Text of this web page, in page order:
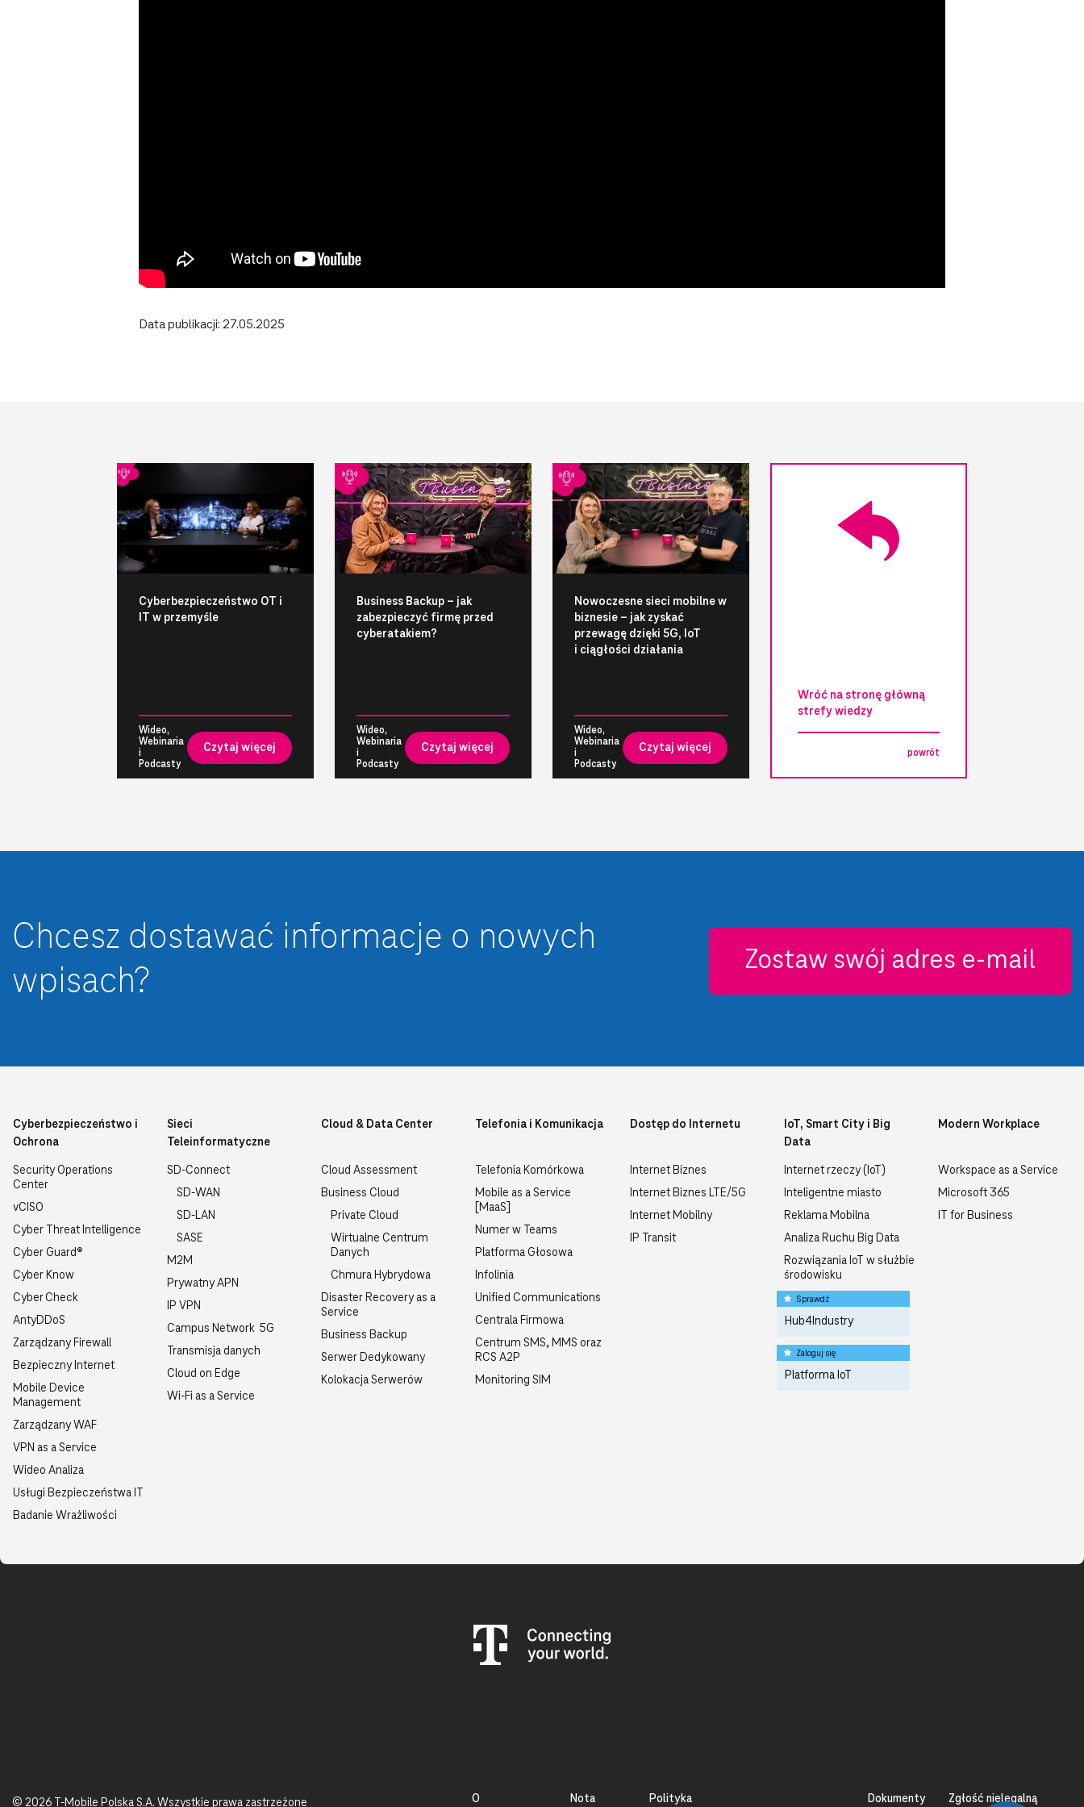
Data publikacji: 27.05.2025
Cyberbezpieczeństwo OT i
IT w przemyśle
Wideo,
Webinaria
i
Podcasty
Czytaj więcej
Business Backup – jak
zabezpieczyć firmę przed
cyberatakiem?
Wideo,
Webinaria
i
Podcasty
Czytaj więcej
Nowoczesne sieci mobilne w
biznesie – jak zyskać
przewagę dzięki 5G, IoT
i ciągłości działania
Wideo,
Webinaria
i
Podcasty
Czytaj więcej
Wróć na stronę główną
strefy wiedzy
powrót
Chcesz dostawać informacje o nowych
wpisach?
Zostaw swój adres e-mail
Cyberbezpieczeństwo i
Ochrona
Security Operations
Center
vCISO
Cyber Threat Intelligence
Cyber Guard®
Cyber Know
Cyber Check
AntyDDoS
Zarządzany Firewall
Bezpieczny Internet
Mobile Device
Management
Zarządzany WAF
VPN as a Service
Wideo Analiza
Usługi Bezpieczeństwa IT
Badanie Wrażliwości
Sieci
Teleinformatyczne
SD-Connect
SD-WAN
SD-LAN
SASE
M2M
Prywatny APN
IP VPN
Campus Network 5G
Transmisja danych
Cloud on Edge
Wi-Fi as a Service
Cloud & Data Center
Cloud Assessment
Business Cloud
Private Cloud
Wirtualne Centrum
Danych
Chmura Hybrydowa
Disaster Recovery as a
Service
Business Backup
Serwer Dedykowany
Kolokacja Serwerów
Telefonia i Komunikacja
Telefonia Komórkowa
Mobile as a Service
[MaaS]
Numer w Teams
Platforma Głosowa
Infolinia
Unified Communications
Centrala Firmowa
Centrum SMS, MMS oraz
RCS A2P
Monitoring SIM
Dostęp do Internetu
Internet Biznes
Internet Biznes LTE/5G
Internet Mobilny
IP Transit
IoT, Smart City i Big
Data
Internet rzeczy (IoT)
Inteligentne miasto
Reklama Mobilna
Analiza Ruchu Big Data
Rozwiązania IoT w służbie
środowisku
Sprawdź
Hub4Industry
Zaloguj się
Platforma IoT
Modern Workplace
Workspace as a Service
Microsoft 365
IT for Business
© 2026 T-Mobile Polska S.A. Wszystkie prawa zastrzeżone
O
Nota
Polityka
Dokumenty
Zgłość nielegalną